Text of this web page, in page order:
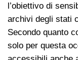
l’obiettivo di
archivi degli stati
Secondo quanto
solo per questa